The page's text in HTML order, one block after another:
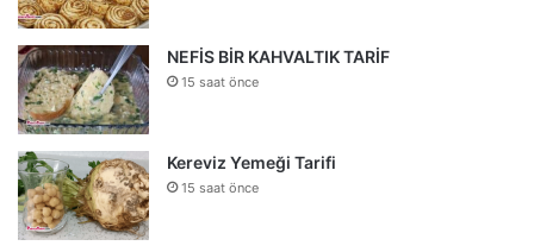
NEFİS BİR KAHVALTIK TARİF
15 saat önce
Kereviz Yemeği Tarifi
15 saat önce